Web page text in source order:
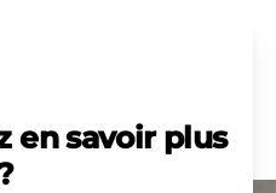
en savoir plus